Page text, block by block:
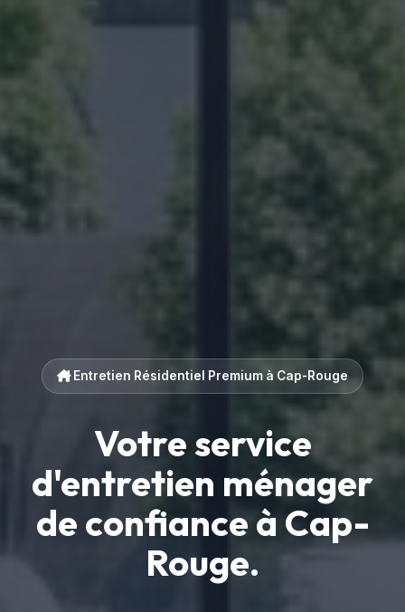
Entretien Résidentiel Premium à Cap-Rouge
Votre service
d'entretien ménager
de confiance à Cap-
Rouge.